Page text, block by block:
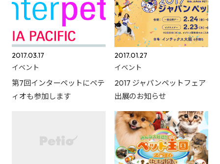
2017.03.17
イベント
第7回インターペットにペテ
ィオも参加します
2017.01.27
イベント
2017 ジャパンペットフェア
出展のお知らせ